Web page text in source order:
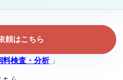
頼はこちら
料検査・分析 」